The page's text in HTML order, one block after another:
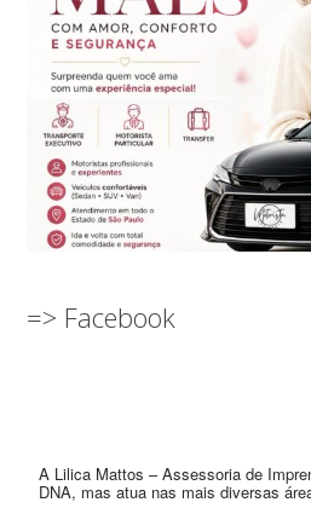
=> Facebook
A Lilica Mattos – Assessoria de
DNA, mas atua nas mais diversas